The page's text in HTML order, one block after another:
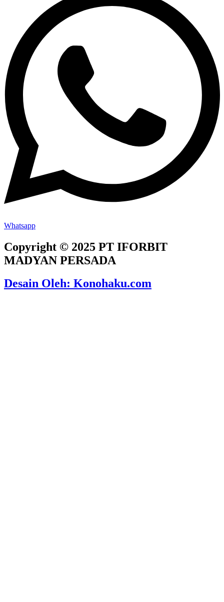
Whatsapp
Copyright © 2025 PT IFORBIT
MADYAN PERSADA
Desain Oleh: Konohaku.com